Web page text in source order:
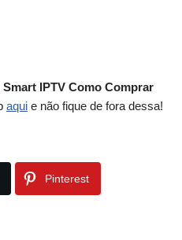
IPTV Como Comprar
aqui e não fique de fora dessa!
Pinterest